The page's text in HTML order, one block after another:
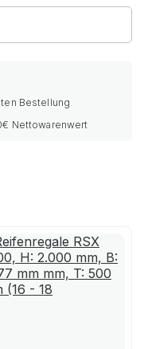
Bestellung
Nettowarenwert